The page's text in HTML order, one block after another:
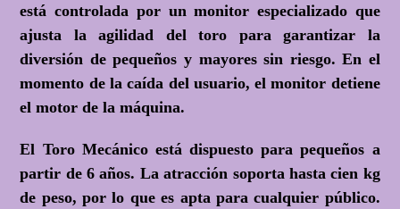
está controlada por un monitor especializado que
ajusta la agilidad del toro para garantizar la
diversión de pequeños y mayores sin riesgo. En el
momento de la caída del usuario, el monitor detiene
el motor de la máquina.
El Toro Mecánico está dispuesto para pequeños a
partir de 6 años. La atracción soporta hasta cien kg
de peso, por lo que es apta para cualquier público.